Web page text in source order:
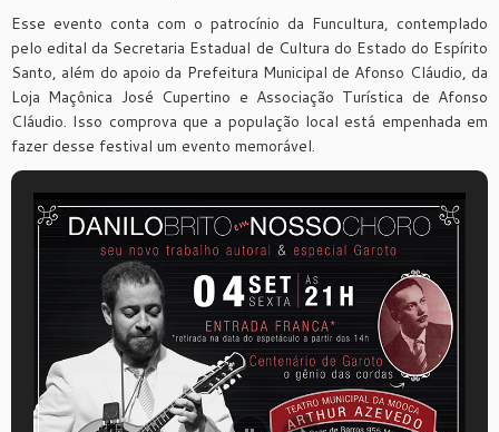
Esse evento conta com o patrocínio da Funcultura, contemplado
pelo edital da Secretaria Estadual de Cultura do Estado do Espírito
Santo, além do apoio da Prefeitura Municipal de Afonso Cláudio, da
Loja Maçônica José Cupertino e Associação Turística de Afonso
Cláudio. Isso comprova que a população local está empenhada em
fazer desse festival um evento memorável.